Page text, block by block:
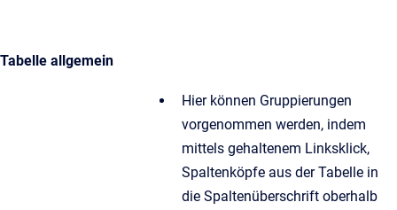
Tabelle allgemein
Hier können Gruppierungen
vorgenommen werden, indem
mittels gehaltenem Linksklick,
Spaltenköpfe aus der Tabelle in
die Spaltenüberschrift oberhalb